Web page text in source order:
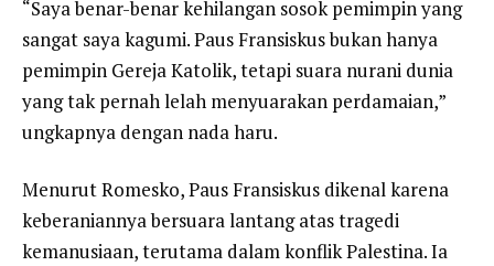
“Saya benar-benar kehilangan sosok pemimpin yang
sangat saya kagumi. Paus Fransiskus bukan hanya
pemimpin Gereja Katolik, tetapi suara nurani dunia
yang tak pernah lelah menyuarakan perdamaian,”
ungkapnya dengan nada haru.
Menurut Romesko, Paus Fransiskus dikenal karena
keberaniannya bersuara lantang atas tragedi
kemanusiaan, terutama dalam konflik Palestina. Ia